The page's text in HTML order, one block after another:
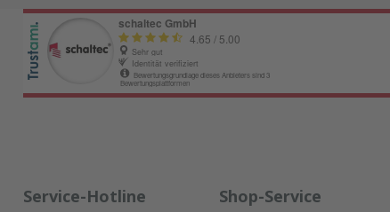
Service-Hotline Shop-Service